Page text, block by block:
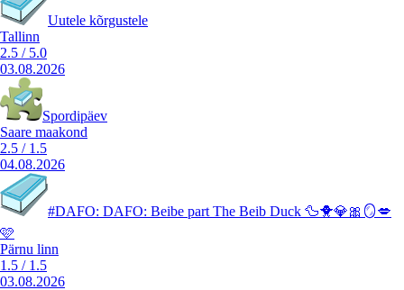
Uutele kõrgustele
Tallinn
2.5 / 5.0
03.08.2026
Spordipäev
Saare maakond
2.5 / 1.5
04.08.2026
#DAFO: DAFO: Beibe part The Beib Duck 🦆🐥💎🎀🪞💋
🩷
Pärnu linn
1.5 / 1.5
03.08.2026